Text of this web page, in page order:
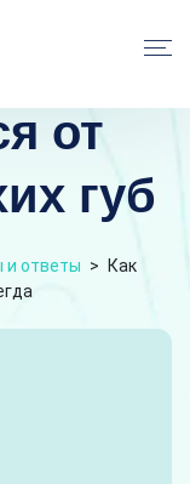
от
губ
и ответы >
Как